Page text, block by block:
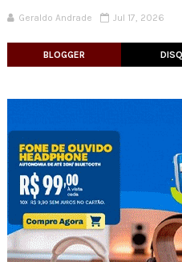
Geraldo Andrade Jul 17, 2026
BLOGGER